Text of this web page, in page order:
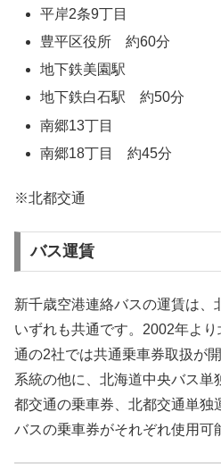
平岸2条9丁目
豊平区役所 約60分
地下鉄美園駅
地下鉄白石駅 約50分
南郷13丁目
南郷18丁目 約45分
※北都交通
バス運賃
新千歳空港連絡バスの運賃は、
いずれも共通です。2002年よ
通の2社では共通乗車券取扱が
系統の他に、北海道中央バス単
都交通の乗車券、北都交通単独
バスの乗車券がそれぞれ使用可